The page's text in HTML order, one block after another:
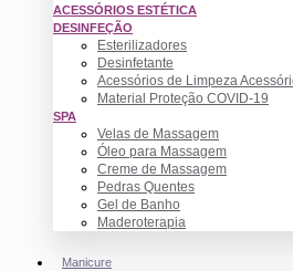
ACESSÓRIOS ESTÉTICA
DESINFEÇÃO
Esterilizadores
Desinfetante
Acessórios de Limpeza
Material Proteção COVID-19
SPA
Velas de Massagem
Óleo para Massagem
Creme de Massagem
Pedras Quentes
Gel de Banho
Maderoterapia
Manicure